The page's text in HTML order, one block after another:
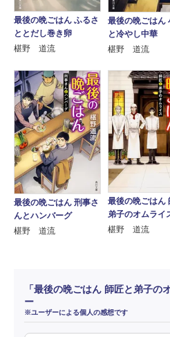
最後の晩ごはん ふるさ
ととだし巻き卵
椹野 道流
最後の晩ごはん
と冷やし中華
椹野 道流
最後の晩ごはん 刑事さ
んとハンバーグ
椹野 道流
最後の晩ごはん
弟子のオムライ
椹野 道流
「最後の晩ごはん 師匠と弟子の
ー
※ユーザーによる個人の感想です